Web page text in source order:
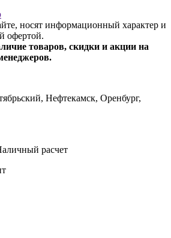
носят информационный характер и
офертой.
товаров, скидки и акции на
Нефтекамск, Оренбург,
расчет